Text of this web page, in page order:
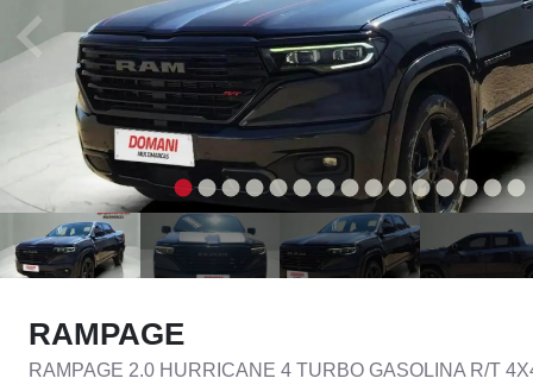
RAMPAGE
RAMPAGE 2.0 HURRICANE 4 TURBO GASOLINA R/T